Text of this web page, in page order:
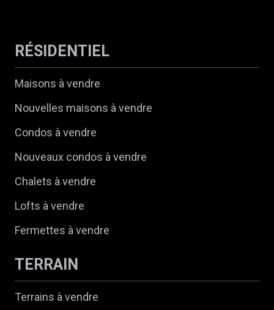
RÉSIDENTIEL
Maisons à vendre
Nouvelles maisons à vendre
Condos à vendre
Nouveaux condos à vendre
Chalets à vendre
Lofts à vendre
Fermettes à vendre
TERRAIN
Terrains à vendre